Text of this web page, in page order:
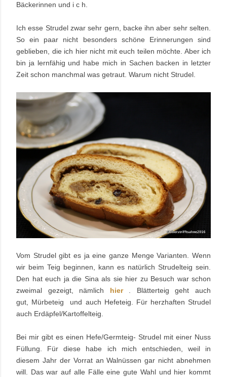
Bäckerinnen und i c h.
Ich esse Strudel zwar sehr gern, backe ihn aber sehr selten.
So ein paar nicht besonders schöne Erinnerungen sind
geblieben, die ich hier nicht mit euch teilen möchte. Aber ich
bin ja lernfähig und habe mich in Sachen backen in letzter
Zeit schon manchmal was getraut. Warum nicht Strudel.
Vom Strudel gibt es ja eine ganze Menge Varianten. Wenn
wir beim Teig beginnen, kann es natürlich Strudelteig sein.
Den hat euch ja die Sina als sie hier zu Besuch war schon
zweimal gezeigt, nämlich hier
. Blätterteig geht auch
gut, Mürbeteig und auch Hefeteig. Für herzhaften Strudel
auch Erdäpfel/Kartoffelteig.
Bei mir gibt es einen Hefe/Germteig- Strudel mit einer Nuss
Füllung. Für diese habe ich mich entschieden, weil in
diesem Jahr der Vorrat an Walnüssen gar nicht abnehmen
will. Das war auf alle Fälle eine gute Wahl und hier kommt